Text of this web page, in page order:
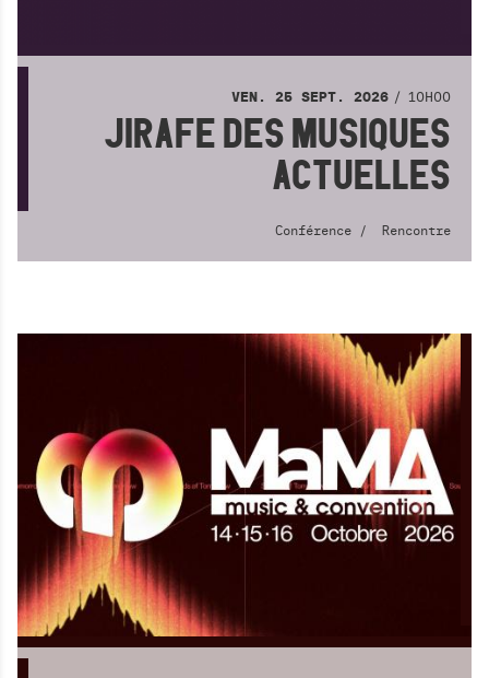
VEN. 25 SEPT. 2026 10H00
JIRAFE DES MUSIQUES
ACTUELLES
Conférence Rencontre